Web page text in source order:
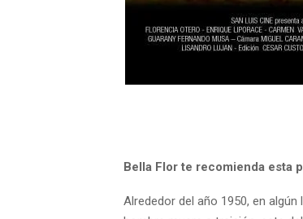
Bella Flor te recomienda esta
Alrededor del año 1950, en